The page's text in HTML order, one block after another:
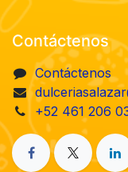
Contáctenos
Contáctenos
+52 461 206